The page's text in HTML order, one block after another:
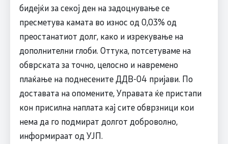
бидејќи за секој ден на задоцнување се
пресметува камата во износ од 0,03% од
преостанатиот долг, како и изрекување на
дополнителни глоби. Оттука, потсетуваме на
обврската за точно, целосно и навремено
плаќање на поднесените ДДВ-04 пријави. По
доставата на опомените, Управата ќе пристапи
кон присилна наплата кај сите обврзници кои
нема да го подмират долгот доброволно,
информираат од УЈП.